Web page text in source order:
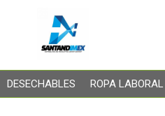
DESECHABLES ROPA LABORAL